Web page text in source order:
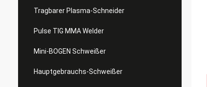
Tragbarer Plasma-Schneider
Pulse TIG MMA Welder
Mini-BOGEN Schweißer
Hauptgebrauchs-Schweißer